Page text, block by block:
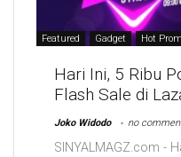
Featured Gadget Hot
Hari Ini, 5 Ribu
Flash Sale di
Joko Widodo no
SINYALMAGZ.com -